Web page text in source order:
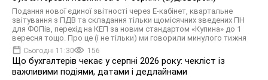
Подання нової єдиної звітності через Е-кабінет, квартальне
звітування з ПДВ та складання тільки щомісячних зведених ПН
для ФОПів, перехід на КЕП за новим стандартом «Купина» до 1
вересня тощо. Про це (і не тільки) ми говорили минулого тижня
Сьогодні 11:30 156
Що бухгалтерів чекає у серпні 2026 року: чекліст із
важливими подіями, датами і дедлайнами